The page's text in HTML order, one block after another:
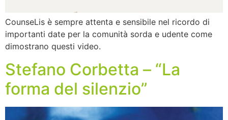
CounseLis è sempre attenta e sensibile nel ricordo di
importanti date per la comunità sorda e udente come
dimostrano questi video.
Stefano Corbetta – “La
forma del silenzio”